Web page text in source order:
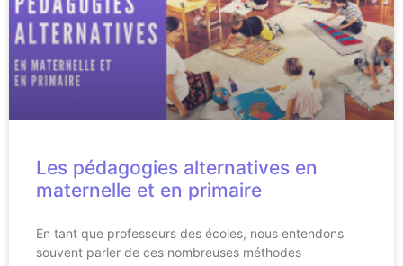
Les pédagogies alternatives en
maternelle et en primaire
En tant que professeurs des écoles, nous entendons
souvent parler de ces nombreuses méthodes